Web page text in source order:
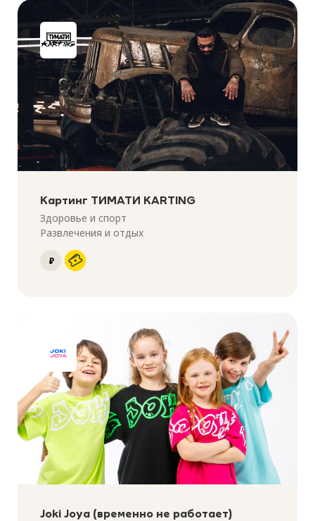
Картинг ТИМАТИ KARTING
Здоровье и спорт
Развлечения и отдых
₽
Joki Joya (временно не работает)